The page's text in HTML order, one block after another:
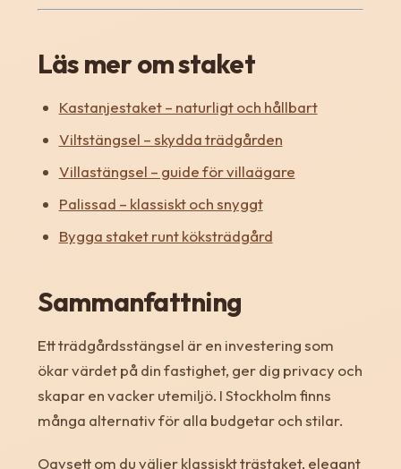
Läs mer om staket
Kastanjestaket – naturligt och hållbart
Viltstängsel – skydda trädgården
Villastängsel – guide för villaägare
Palissad – klassiskt och snyggt
Bygga staket runt köksträdgård
Sammanfattning
Ett trädgårdsstängsel är en investering som
ökar värdet på din fastighet, ger dig privacy och
skapar en vacker utemiljö. I Stockholm finns
många alternativ för alla budgetar och stilar.
Oavsett om du väljer klassiskt trästaket, elegant